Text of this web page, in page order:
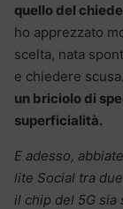
quello del
ho apprezzato
scelta, nata
e chiedere scusa.
un briciolo di
superficialità.
E adesso,
lite Social tra
il chip del 5G sia